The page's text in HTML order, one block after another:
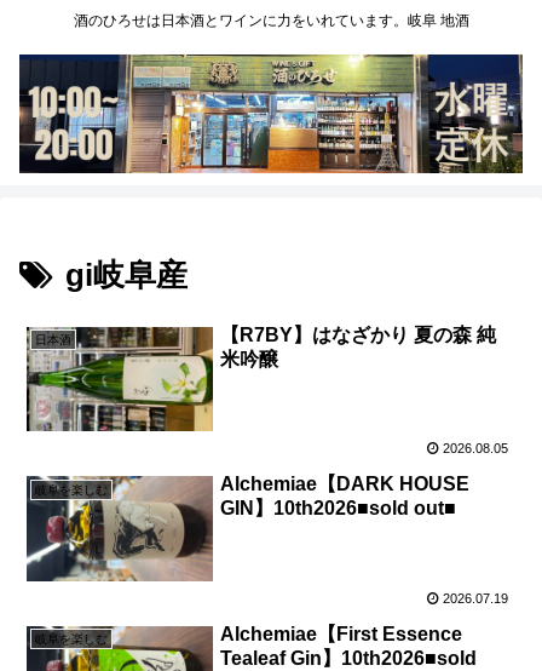
酒のひろせは日本酒とワインに力をいれています。岐阜 地酒
gi岐阜産
日本酒
【R7BY】はなざかり 夏の森 純
米吟醸
2026.08.05
岐阜を楽しむ
Alchemiae【DARK HOUSE
GIN】10th2026■sold out■
2026.07.19
岐阜を楽しむ
Alchemiae【First Essence
Tealeaf Gin】10th2026■sold